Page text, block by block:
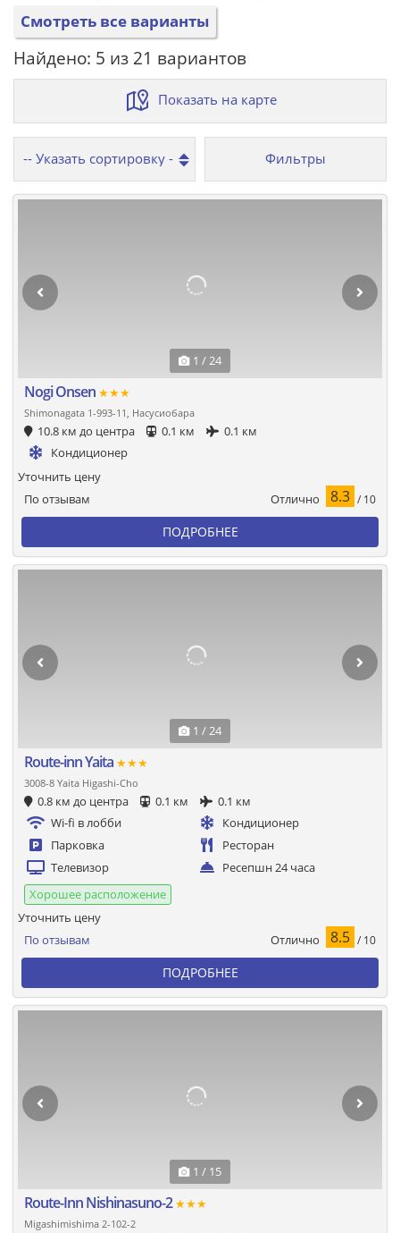
Смотреть все варианты
Найдено: 5 из 21 вариантов
Показать на карте
Фильтры
1 / 24
Nogi Onsen ★★★
Shimonagata 1-993-11, Насусиобара
10.8 км до центра 0.1 км
0.1 км
Кондиционер
По отзывам Отлично 8.3 / 10
Уточнить цену
ПОДРОБНЕЕ
1 / 24
Route-inn Yaita ★★★
3008-8 Yaita Higashi-Cho
0.8 км до центра 0.1 км
0.1 км
Wi-fi в лобби
Кондиционер
Парковка
Ресторан
Телевизор
Ресепшн 24 часа
Хорошее расположение
По отзывам Отлично 8.5 / 10
Уточнить цену
ПОДРОБНЕЕ
1 / 15
Route-Inn Nishinasuno-2★★★
Migashimishima 2-102-2